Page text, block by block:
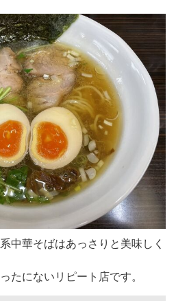
中華そばはあっさりと美味しく
たにないリピート店です。